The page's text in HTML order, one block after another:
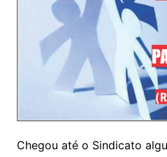
Chegou até o Sindicato